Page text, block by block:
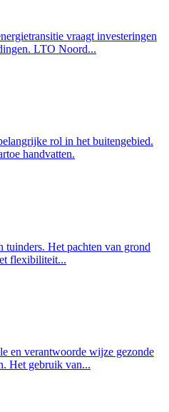
vraagt investeringen
LTO Noord...
rol in het buitengebied.
handvatten.
tuinders. Het pachten van grond
flexibiliteit...
en verantwoorde wijze gezonde
Het gebruik van...